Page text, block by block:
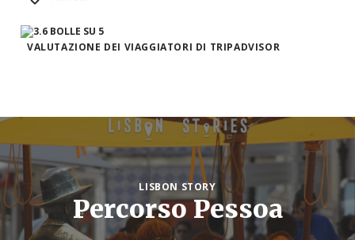
VALUTAZIONE DEI VIAGGIATORI DI TRIPADVISOR
LISBON STORY
Percorso Pessoa